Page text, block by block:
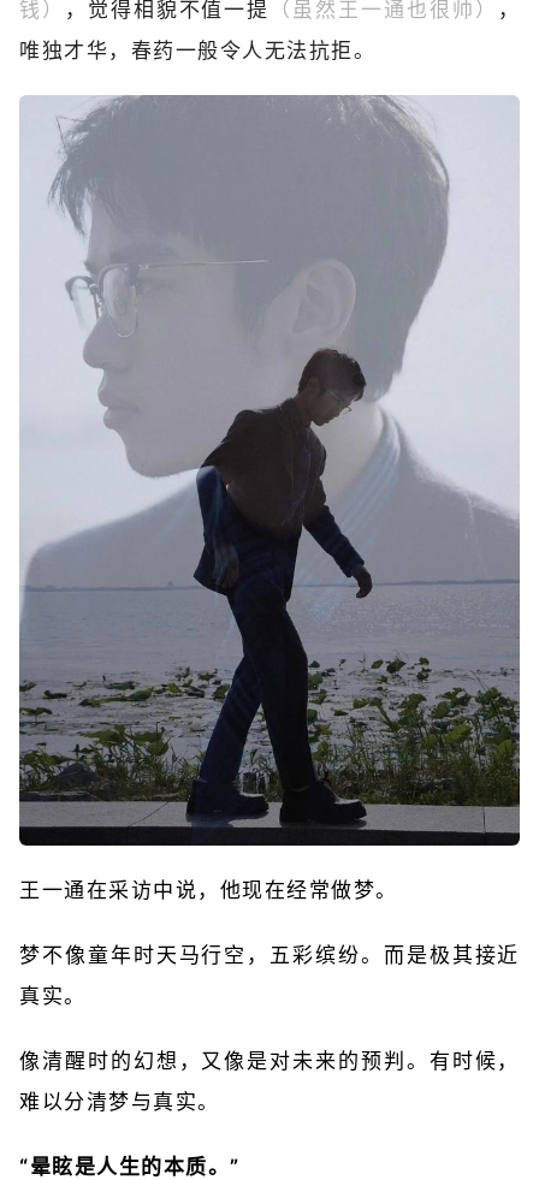
钱） ，觉得相貌不值一提 （虽然王一通也很帅）
，
唯独才华，春药一般令人无法抗拒。
王一通在采访中说，他现在经常做梦。
梦不像童年时天马行空，五彩缤纷。而是极其接近
真实。
像清醒时的幻想，又像是对未来的预判。有时候，
难以分清梦与真实。
“晕眩是人生的本质。”